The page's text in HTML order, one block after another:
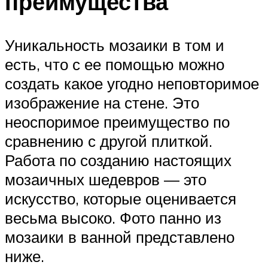
Уникальность мозаики в том и
есть, что с ее помощью можно
создать какое угодно неповторимое
изображение на стене. Это
неоспоримое преимущество по
сравнению с другой плиткой.
Работа по созданию настоящих
мозаичных шедевров — это
искусство, которые оценивается
весьма высоко. Фото панно из
мозаики в ванной представлено
ниже.